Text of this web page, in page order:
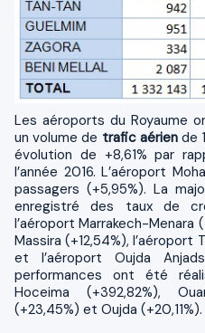
Les aéroports du Royaume ont enregistré, en janvier 2017,
un volume de trafic aériende
évolution de +8,61% par
l’année 2016. L’aéroport
passagers (+5,95%). La
enregistré des taux de
l’aéroport Marrakech-Menara
Massira (+12,54%), l’aéroport
et l’aéroport Oujda
performances ont été
Hoceima (+392,82%),
(+23,45%) et Oujda (+20,11%).